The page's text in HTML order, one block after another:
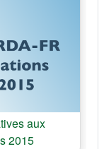
aux
2015